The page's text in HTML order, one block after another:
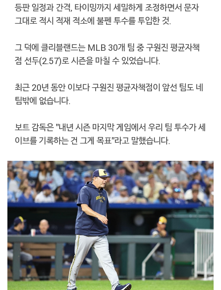
등판 일정과 간격, 타이밍까지 세밀하게 조정하면서 문자
그대로 적시 적재 적소에 불펜 투수를 투입한 것.
그 덕에 클리블랜드는 MLB 30개 팀 중 구원진 평균자책
점 선두(2.57)로 시즌을 마칠 수 있었습니다.
최근 20년 동안 이보다 구원진 평균자책점이 앞선 팀도 네
팀밖에 없습니다.
보트 감독은 "내년 시즌 마지막 게임에서 우리 팀 투수가 세
이브를 기록하는 건 그게 목표"라고 말했습니다.